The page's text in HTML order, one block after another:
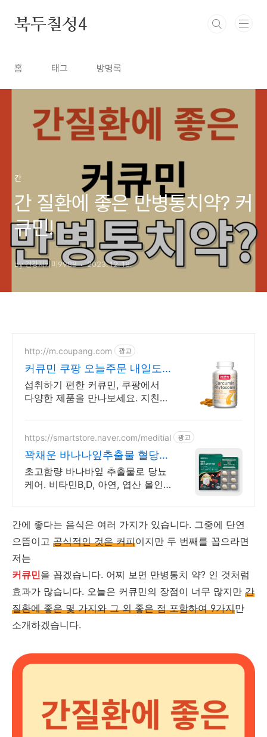
북두칠성4
홈 태그 방명록
간
간 질환에 좋은 만병통치약? 커
큐민!
by 건강지키미9988 2023. 12. 18.
http://m.coupang.com 광고
커큐민 쿠팡 오늘주문 내일도
착 로켓배송
섭취하기 편한 커큐민, 쿠팡에서
다양한 제품을 만나보세요. 지친
https://smartstore.naver.com/meditial 광고
꽉채운 바나나잎추출물 혈당컷
평점 4.8! 압도적 만족도
초고함량 바나바잎 추출물로 당뇨
케어. 비타민B,D, 아연, 엽산 올인
간에 좋다는 음식은 여러 가지가 있습니다. 그중에 단연
으뜸이고 공식적인 것은 커피이지만 두 번째를 꼽으라면
저는
커큐민을 꼽겠습니다. 어찌 보면 만병통치 약? 인 것처럼
효과가 많습니다. 오늘은 커큐민의 장점이 너무 많지만 간
질환에 좋은 몇 가지와 그 외 좋은 점 포함하여 9가지만
소개하겠습니다.